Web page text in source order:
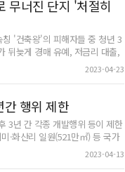
설부문이 올해 초부터 공사비 지
, 합의점을 찾지 못해 결국 지
률에 불과내년 완공 계획 사실
고 있어 3차례나 변경한 완공시
공사가 중단된 것으로 안다"며
을 볼 때 2024년 완공은 불가능
자는 "한화 건설부문에서 원자
다고 해서 공사가 일시 중지됐
진행해 공정률이 느릴 수 있다.
것"이라고 밝혔다. /이상훈기자
형 복합단지 조성 사업인 'K-컬처
비롯한 신규 국가산단 15곳의
경우 LH 단독 시행이 결정됐
조성키로 정해진 점과 대조되
자를 유도하고 수출 경쟁력을
이 중요하다"고 설명했다. 정부,
선 GH의 역할론이 부상했었다.
벗어나, 지역적 특성을 반영해
기대감도 컸다. 경기도의회에서
을 요구하는 건의안을 마련하면
을 포함한 반도체 메가 클러스터
다는 입장이다. GH는 반도체
무너진 단지 '처절히
'건축왕'의 피해자들 중 청년 3
뒤늦게 경매 유예, 저금리 대출,
내놨다. 그러나 하루아침에 전
너진 일상을 되돌리기엔 역부족이
"이라며 눈시울을 붉혔다.형사·
생계 유지"임시거처 공공임대
"여보, 생계를 부탁해" 거리로
서울 용산구 대통령 집무실 앞,
거리로 나서고 있다. 정부를 상
에는 유독 여성이 많이 보인다.
2023-04-23
행위 제한
3년 간 각종 개발행위 등이 제한
·화산리 일원(521만㎡) 등 국가
이를 통해 사업 대상지에 대한 난
되도록 관리할 방침이다.개발행
2023-04-13